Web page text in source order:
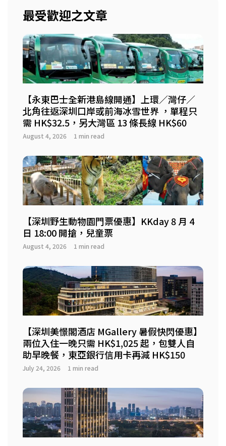
最受歡迎之文章
【永東巴士全新港島線開通】上環／灣仔／
北角往返深圳口岸或前海冰雪世界 ，單程只
需 HK$32.5，另大灣區 13 條長線 HK$60
August 4, 2026 1 min read
【深圳野生動物園門票優惠】KKday 8 月 4
日 18:00 開搶，兒童票
August 4, 2026 1 min read
【深圳美憬閣酒店 MGallery 暑假快閃優惠】
兩位入住一晚只需 HK$1,025 起，包雙人自
助早晚餐，東亞銀行信用卡再減 HK$150
July 24, 2026 1 min read